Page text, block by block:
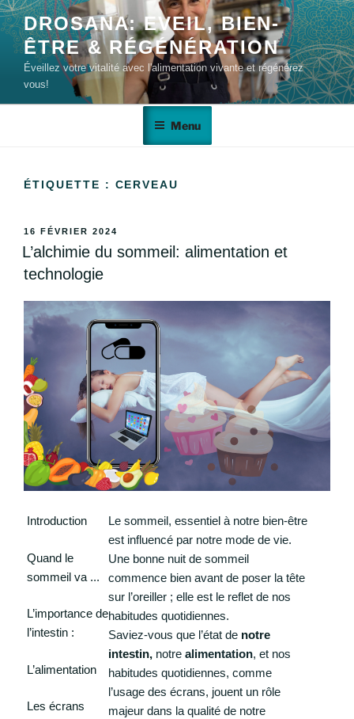
DROSANA: EVEIL, BIEN-
ÊTRE & RÉGÉNÉRATION
Éveillez votre vitalité avec l'alimentation vivante et régénérez
vous!
Menu
ÉTIQUETTE : CERVEAU
16 FÉVRIER 2024
L’alchimie du sommeil: alimentation et
technologie
Introduction
Quand le
sommeil va ...
L’importance de
l’intestin :
L’alimentation
Les écrans
Le sommeil, essentiel à notre bien-être
est influencé par notre mode de vie.
Une bonne nuit de sommeil
commence bien avant de poser la tête
sur l’oreiller ; elle est le reflet de nos
habitudes quotidiennes.
Saviez-vous que l’état de notre
intestin, notrealimentation, et nos
habitudes quotidiennes, comme
l’usage des écrans, jouent un rôle
majeur dans la qualité de notre